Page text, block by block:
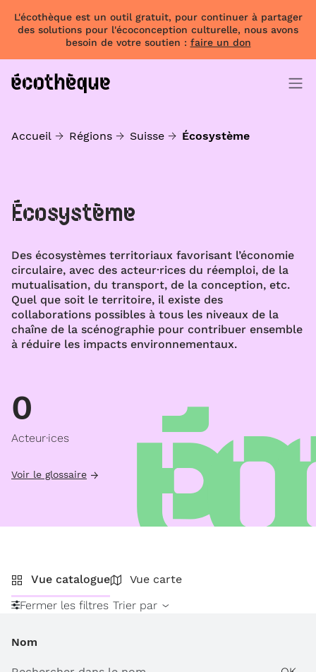
L'écothèque est un outil gratuit, pour continuer à partager
des solutions pour l'écoconception culturelle, nous avons
besoin de votre soutien : faire un don
Accueil Régions Suisse Écosystème
Écosystème
Des écosystèmes territoriaux favorisant l’économie
circulaire, avec des acteur·rices du réemploi, de la
mutualisation, du transport, de la conception, etc.
Quel que soit le territoire, il existe des
collaborations possibles à tous les niveaux de la
chaîne de la scénographie pour contribuer ensemble
à réduire les impacts environnementaux.
0
Acteur·ices
Voir le glossaire
Vue catalogue
Vue carte
Fermer les filtres Trier par
Nom